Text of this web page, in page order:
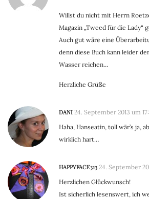
Willst du nicht mit Herrn
Magazin „Tweed für die Lady“
Auch gut wäre eine
denn diese Buch kann leider
Wasser reichen…
Herzliche Grüße
DANI 24. September 2013 um
Haha, Hanseatin, toll wär’s ja,
wirklich hart…
HAPPYFACE313 24. September
Herzlichen Glückwunsch!
Ist sicherlich lesenswert, ich